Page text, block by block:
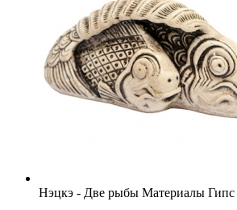
Нэцкэ - Две рыбы Материалы Гипс